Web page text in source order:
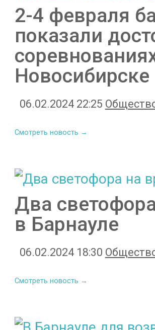
2-4 февраля
показали
Новосибирске
06.02.2024 22:25
Смотреть новость →
Два
в Барнауле
06.02.2024 18:30
Смотреть новость →